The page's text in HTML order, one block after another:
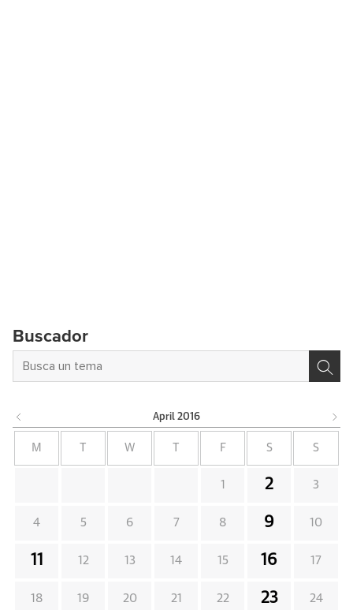
Buscador
April 2016
M W F S S
1 2 3
4 5 6 7 8 9 10
11 12 13 14 15 16 17
18 19 20 21 22 23 24